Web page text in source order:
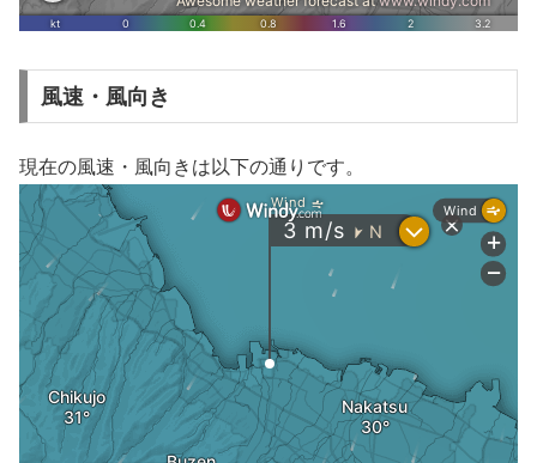
風速・風向き
現在の風速・風向きは以下の通りです。